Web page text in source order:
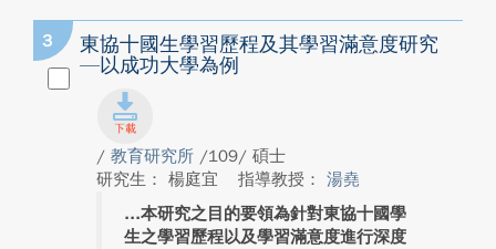
3
東協十國生學習歷程及其學習滿意度研究
—以成功大學為例
/ 教育研究所 /109/ 碩士
研究生： 楊庭宜
指導教授： 湯堯
本研究之目的要領為針對東協十國學
生之學習歷程以及學習滿意度進行深度